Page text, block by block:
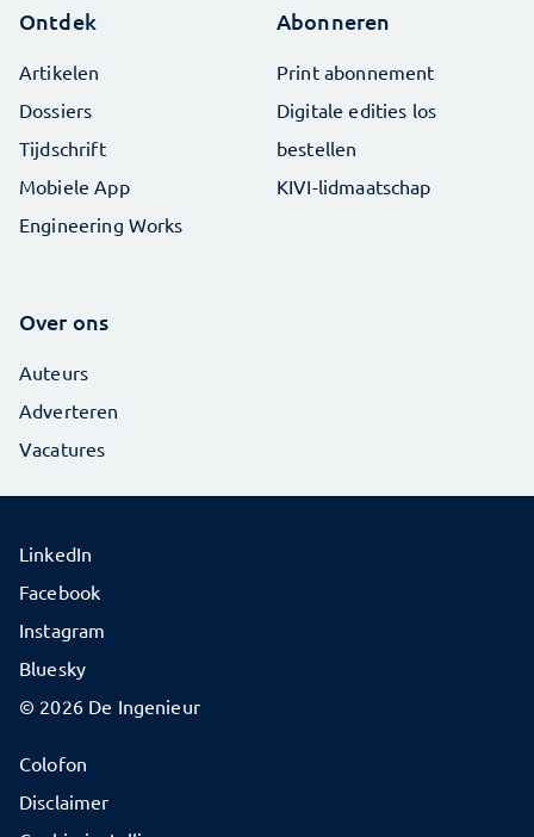
Ontdek
Artikelen
Dossiers
Tijdschrift
Mobiele App
Engineering Works
Abonneren
Print abonnement
Digitale edities los
bestellen
KIVI-lidmaatschap
Over ons
Auteurs
Adverteren
Vacatures
© 2026 De Ingenieur
Colofon
Disclaimer
LinkedIn
Facebook
Instagram
Bluesky